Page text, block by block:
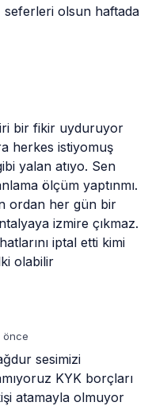
olsun haftada
bir fikir uyduruyor
herkes istiyomuş
yalan atıyo. Sen
ölçüm yaptınmı.
ordan her gün bir
izmire çıkmaz.
iptal etti kimi
olabilir
önce
sesimizi
KYK borçları
atamayla olmuyor